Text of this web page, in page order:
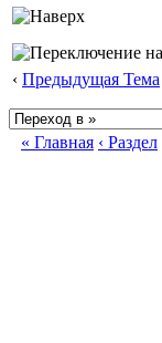
‹ Предыдущая Тема
« Главная ‹ Раздел